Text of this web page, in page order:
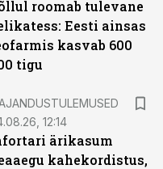
roomab tulevane
Eesti ainsas
kasvab 600
tigu
12:14
ärikasum
kahekordistus,